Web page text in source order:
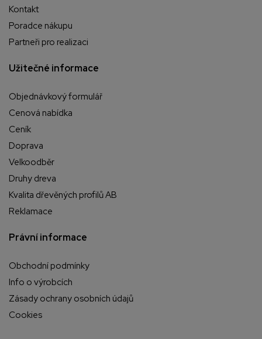
Kontakt
Poradce nákupu
Partneři pro realizaci
Užitečné informace
Objednávkový formulář
Cenová nabídka
Ceník
Doprava
Velkoodběr
Druhy dreva
Kvalita dřevěných profilů AB
Reklamace
Právní informace
Obchodní podmínky
Info o výrobcích
Zásady ochrany osobních údajů
Cookies